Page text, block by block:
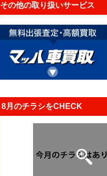
その他の取り扱いサービス
8月のチラシをCHECK